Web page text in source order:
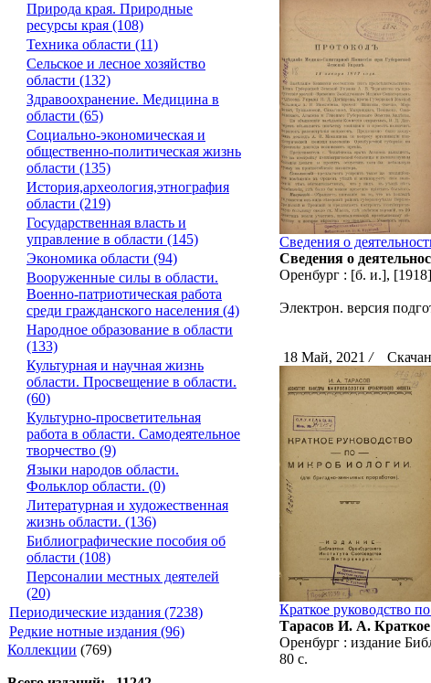
Природа края. Природные
ресурсы края (108)
Техника области (11)
Сельское и лесное хозяйство
области (132)
Здравоохранение. Медицина в
области (65)
Социально-экономическая и
общественно-политическая жизнь
области (135)
История,археология,этнография
области (219)
Государственная власть и
управление в области (145)
Экономика области (94)
Вооруженные силы в области.
Военно-патриотическая работа
среди гражданского населения (4)
Народное образование в области
(133)
Культурная и научная жизнь
области. Просвещение в области.
(60)
Культурно-просветительная
работа в области. Самодеятельное
творчество (9)
Языки народов области.
Фольклор области. (0)
Литературная и художественная
жизнь области. (136)
Библиографические пособия об
области (108)
Персоналии местных деятелей
(20)
Периодические издания (7238)
Редкие нотные издания (96)
Коллекции (769)
Сведения о
Сведения о
Оренбург : [б. и.],
Электрон. версия
18 Май, 2021 /
Краткое руководство
Тарасов И. А. Краткое
Оренбург : издание
80 с.